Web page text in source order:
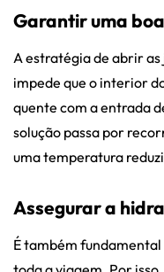
Garantir uma
A estratégia de abrir
impede que o interior
quente com a entrada
solução passa por
uma temperatura
Assegurar a
É também